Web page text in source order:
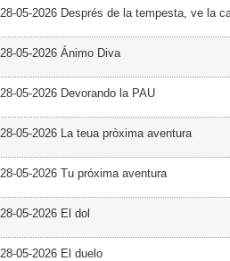
28-05-2026 Després de la tempesta, ve la
28-05-2026 Ánimo Diva
28-05-2026 Devorando la PAU
28-05-2026 La teua pròxima aventura
28-05-2026 Tu próxima aventura
28-05-2026 El dol
28-05-2026 El duelo